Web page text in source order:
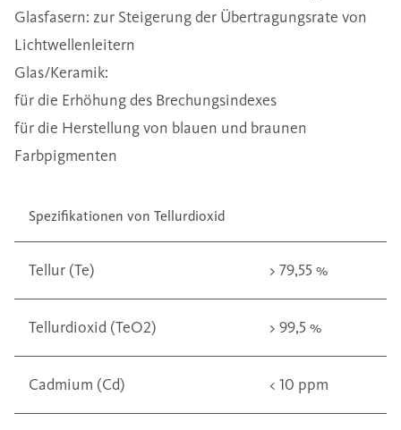
Glasfasern: zur Steigerung der Übertragungsrate von
Lichtwellenleitern
Glas/Keramik:
für die Erhöhung des Brechungsindexes
für die Herstellung von blauen und braunen
Farbpigmenten
Spezifikationen von Tellurdioxid
Tellur (Te) > 79,55 %
Tellurdioxid (TeO2) > 99,5 %
Cadmium (Cd) < 10 ppm